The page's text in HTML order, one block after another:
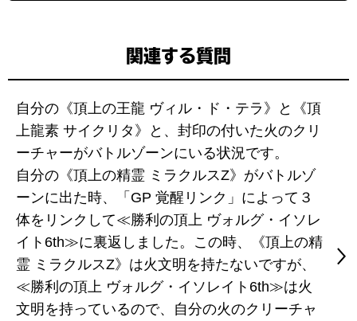
関連する質問
自分の《頂上の王龍 ヴィル・ド・テラ》と《頂
上龍素 サイクリタ》と、封印の付いた火のクリ
ーチャーがバトルゾーンにいる状況です。
自分の《頂上の精霊 ミラクルスZ》がバトルゾ
ーンに出た時、「GP 覚醒リンク」によって３
体をリンクして≪勝利の頂上 ヴォルグ・イソレ
イト6th≫に裏返しました。この時、《頂上の精
霊 ミラクルスZ》は火文明を持たないですが、
≪勝利の頂上 ヴォルグ・イソレイト6th≫は火
文明を持っているので、自分の火のクリーチャ